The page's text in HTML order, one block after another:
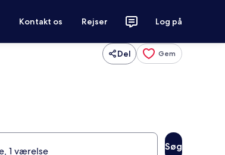
Kontakt os Rejser Log på
Del Gem
Søg